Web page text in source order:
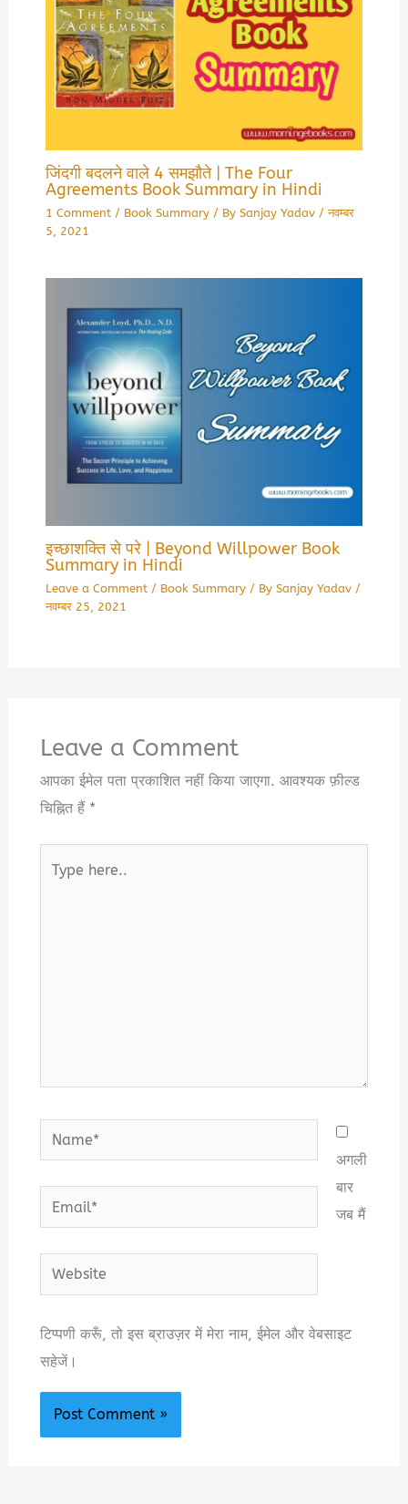
जिंदगी बदलने वाले 4 समझौते | The Four
Agreements Book Summary in Hindi
1 Comment / Book Summary/ By Sanjay Yadav /नवम्बर
5, 2021
इच्छाशक्ति से परे | Beyond Willpower Book
Summary in Hindi
Leave a Comment / Book Summary/ By Sanjay Yadav /
नवम्बर 25, 2021
Leave a Comment
आपका ईमेल पता प्रकाशित नहीं किया जाएगा. आवश्यक फ़ील्ड
चिह्नित हैं *
here..
Name*
Email*
Website
अगली
बार
जब मैं
टिप्पणी करूँ, तो इस ब्राउज़र में मेरा नाम, ईमेल और वेबसाइट
सहेजें।